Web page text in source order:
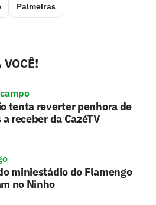
Palmeiras
tenta reverter penhora de
receber da CazéTV
miniestádio do Flamengo
no Ninho